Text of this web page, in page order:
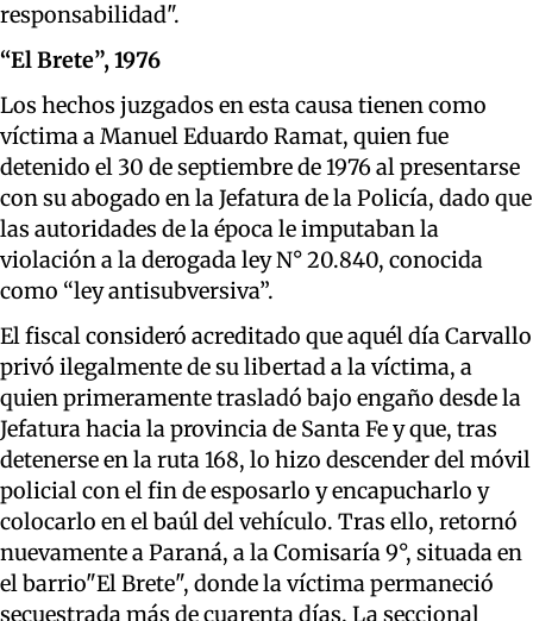
responsabilidad".
“El Brete”, 1976
Los hechos juzgados en esta causa tienen como
víctima a Manuel Eduardo Ramat, quien fue
detenido el 30 de septiembre de 1976 al presentarse
con su abogado en la Jefatura de la Policía, dado que
las autoridades de la época le imputaban la
violación a la derogada ley N° 20.840, conocida
como “ley antisubversiva”.
El fiscal consideró acreditado que aquél día Carvallo
privó ilegalmente de su libertad a la víctima, a
quien primeramente trasladó bajo engaño desde la
Jefatura hacia la provincia de Santa Fe y que, tras
detenerse en la ruta 168, lo hizo descender del móvil
policial con el fin de esposarlo y encapucharlo y
colocarlo en el baúl del vehículo. Tras ello, retornó
nuevamente a Paraná, a la Comisaría 9°, situada en
el barrio"El Brete", donde la víctima permaneció
secuestrada más de cuarenta días. La seccional